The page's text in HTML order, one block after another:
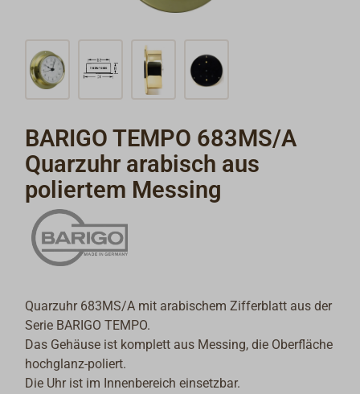
BARIGO TEMPO 683MS/A
Quarzuhr arabisch aus
poliertem Messing
Quarzuhr 683MS/A mit arabischem Zifferblatt aus der
Serie BARIGO TEMPO.
Das Gehäuse ist komplett aus Messing, die Oberfläche
hochglanz-poliert.
Die Uhr ist im Innenbereich einsetzbar.